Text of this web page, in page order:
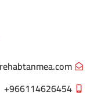
966114626454+